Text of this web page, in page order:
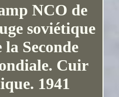
NCO de
soviétique
la Seconde
Cuir
1941